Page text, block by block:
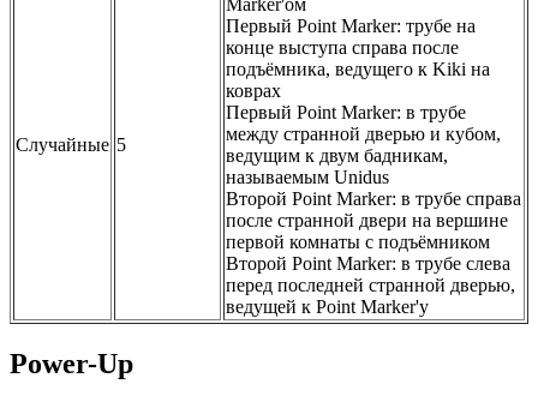
Случайные 5
Первый Point Marker: трубе на
конце выступа справа после
подъёмника, ведущего к Kiki на
коврах
Первый Point Marker: в трубе
между странной дверью и кубом,
ведущим к двум бадникам,
называемым Unidus
Второй Point Marker: в трубе справа
после странной двери на вершине
первой комнаты с подъёмником
Второй Point Marker: в трубе слева
перед последней странной дверью,
ведущей к Point Marker'у
Power-Up